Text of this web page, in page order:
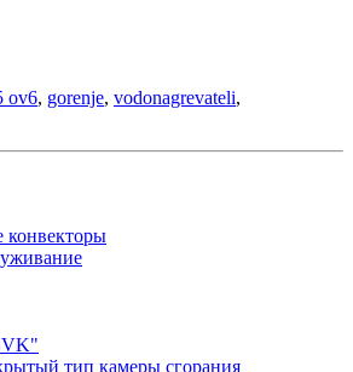
ov6, gorenje, vodonagrevateli,
конвекторы
тип камеры сгорания